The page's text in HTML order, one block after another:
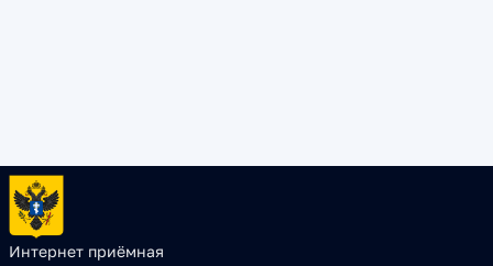
Интернет приёмная